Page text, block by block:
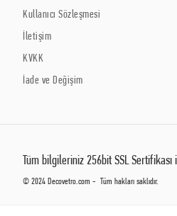
Kullanıcı Sözleşmesi
İletişim
KVKK
İade ve Değişim
Tüm bilgileriniz 256bit SSL
© 2024 Decovetro.com - Tüm hakları saklıdır.